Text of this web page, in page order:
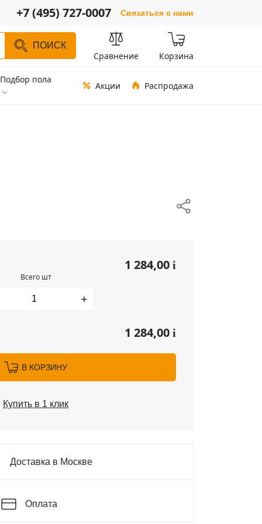
+7 (495) 727-0007 Связаться с нами
ПОИСК
Сравнение Корзина
Подбор пола
Акции Распродажа
1 284,00 i
Всего шт
+
1 284,00 i
В КОРЗИНУ
Купить в 1 клик
Доставка в Москве
Оплата